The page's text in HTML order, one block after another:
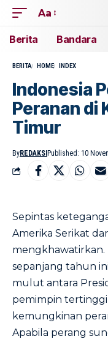
Aa
Berita Bandara
BERITA HOME INDEX
Indonesia
Peranan di
Timur
ByREDAKSI Published: 10
Sepintas
Amerika Serikat
mengkhawatirkan.
sepanjang tahun
mulut antara
pemimpin tertinggi
kemungkinan
Apabila perang